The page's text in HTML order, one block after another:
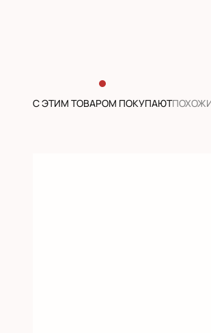
С ЭТИМ ТОВАРОМ ПОКУПАЮТ